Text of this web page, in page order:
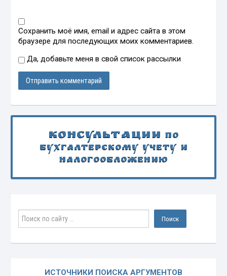
Сохранить моё имя, email и адрес сайта в этом
браузере для последующих моих комментариев.
Да, добавьте меня в свой список рассылки
Консультации по
бухгалтерскому учету и
налогообложению
ИСТОЧНИКИ ПОИСКА АРГУМЕНТОВ